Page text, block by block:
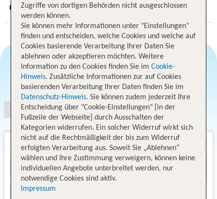
Digitaler und telefonischer 24/7 TUI Service
Angebotsauswahl
Zugriffe von dortigen Behörden nicht ausgeschlossen
werden können.
Sie können mehr Informationen unter "Einstellungen"
finden und entscheiden, welche Cookies und welche auf
Cookies basierende Verarbeitung Ihrer Daten Sie
ablehnen oder akzeptieren möchten. Weitere
Information zu den Cookies finden Sie im Cookie-
Hinweis. Zusätzliche Informationen zur auf Cookies
basierenden Verarbeitung Ihrer Daten finden Sie im
Datenschutz-Hinweis. Sie können zudem jederzeit Ihre
Entscheidung über "Cookie-Einstellungen" [in der
Fußzeile der Webseite] durch Ausschalten der
Kategorien widerrufen. Ein solcher Widerruf wirkt sich
nicht auf die Rechtmäßigkeit der bis zum Widerruf
erfolgten Verarbeitung aus. Soweit Sie „Ablehnen“
wählen und Ihre Zustimmung verweigern, können keine
individuellen Angebote unterbreitet werden, nur
notwendige Cookies sind aktiv.
Impressum